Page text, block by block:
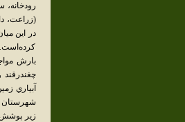
(زراعت،
بارش
آبياري